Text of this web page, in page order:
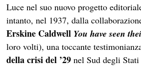
Luce nel suo nuovo progetto
intanto, nel 1937, dalla
Erskine Caldwell You have seen
loro volti), una toccante
della crisi del ’29 nel Sud degli